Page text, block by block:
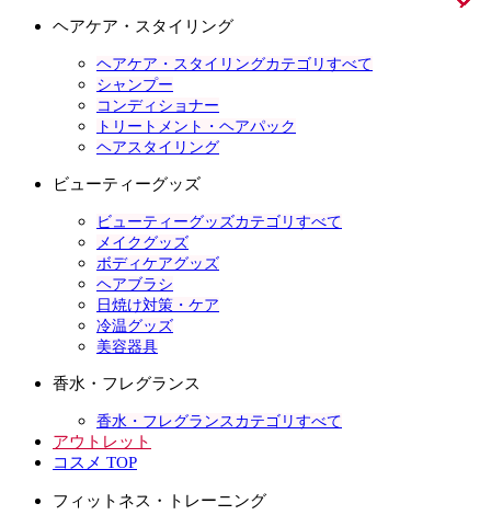
ヘアケア・スタイリング
ヘアケア・スタイリングカテゴリすべて
シャンプー
コンディショナー
トリートメント・ヘアパック
ヘアスタイリング
ビューティーグッズ
ビューティーグッズカテゴリすべて
メイクグッズ
ボディケアグッズ
ヘアブラシ
日焼け対策・ケア
冷温グッズ
美容器具
香水・フレグランス
香水・フレグランスカテゴリすべて
アウトレット
コスメ TOP
フィットネス・トレーニング